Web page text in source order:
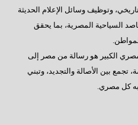
وتوظيف وسائل الإعلام الحديثة
السياحية المصرية، بما يحقق
الكبير هو رسالة من مصر إلى
تجمع بين الأصالة والتجديد، وتبني
كل مصري.